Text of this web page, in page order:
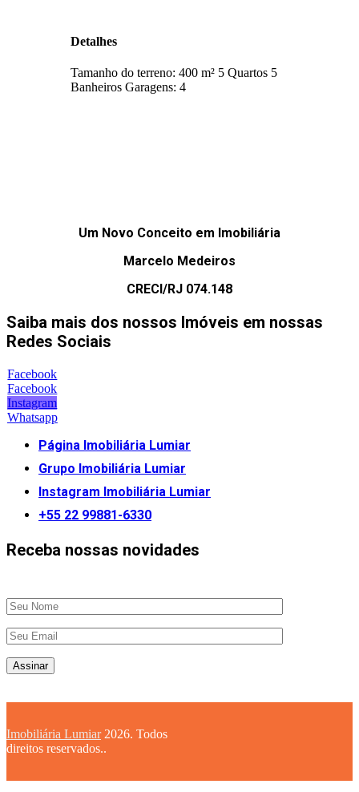
Detalhes
Tamanho do terreno: 400 m² 5 Quartos 5
Banheiros Garagens: 4
Um Novo Conceito em Imobiliária
Marcelo Medeiros
CRECI/RJ 074.148
Saiba mais dos nossos Imóveis em nossas
Redes Sociais
Facebook
Facebook
Instagram
Whatsapp
Página Imobiliária Lumiar
Grupo Imobiliária Lumiar
Instagram Imobiliária Lumiar
+55 22 99881-6330
Receba nossas novidades
Imobiliária Lumiar2026. Todos
direitos reservados..